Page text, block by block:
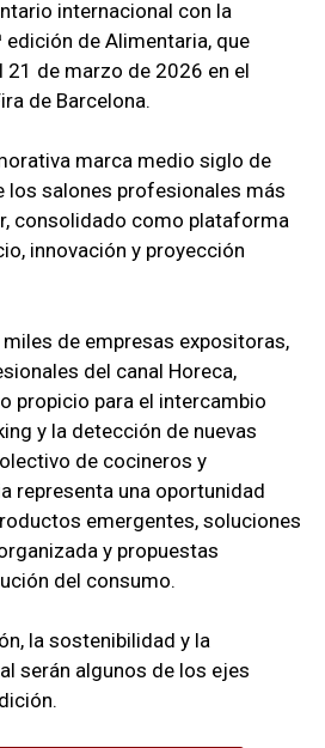
internacional con la
edición de Alimentaria, que
21 de marzo de 2026 en el
de Barcelona.
marca medio siglo de
los salones profesionales más
consolidado como plataforma
innovación y proyección
de empresas expositoras,
del canal Horeca,
propicio para el intercambio
y la detección de nuevas
de cocineros y
representa una oportunidad
emergentes, soluciones
y propuestas
del consumo.
la sostenibilidad y la
serán algunos de los ejes